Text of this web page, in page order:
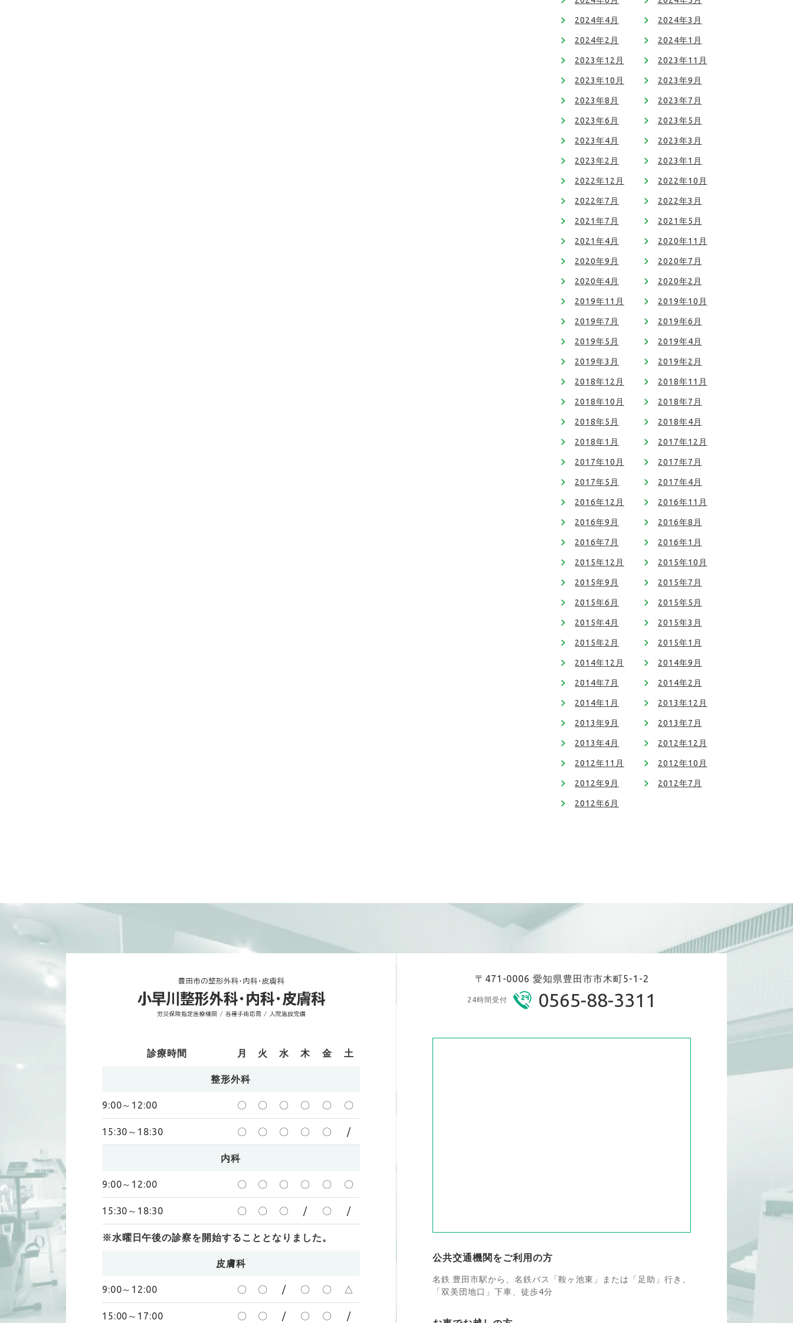
2024年4月 2024年3月
2024年2月 2024年1月
2023年12月 2023年11月
2023年10月 2023年9月
2023年8月 2023年7月
2023年6月 2023年5月
2023年4月 2023年3月
2023年2月 2023年1月
2022年12月 2022年10月
2022年7月 2022年3月
2021年7月 2021年5月
2021年4月 2020年11月
2020年9月 2020年7月
2020年4月 2020年2月
2019年11月 2019年10月
2019年7月 2019年6月
2019年5月 2019年4月
2019年3月 2019年2月
2018年12月 2018年11月
2018年10月 2018年7月
2018年5月 2018年4月
2018年1月 2017年12月
2017年10月 2017年7月
2017年5月 2017年4月
2016年12月 2016年11月
2016年9月 2016年8月
2016年7月 2016年1月
2015年12月 2015年10月
2015年9月 2015年7月
2015年6月 2015年5月
2015年4月 2015年3月
2015年2月 2015年1月
2014年12月 2014年9月
2014年7月 2014年2月
2014年1月 2013年12月
2013年9月 2013年7月
2013年4月 2012年12月
2012年11月 2012年10月
2012年9月 2012年7月
2012年6月
診療時間 月 火 水 木 金 土
整形外科
9:00～12:00 〇 〇 〇 〇 〇 〇
15:30～18:30 〇 〇 〇 〇 〇 /
内科
9:00～12:00 〇 〇 〇 〇 〇 〇
15:30～18:30 〇 〇 〇 / 〇 /
※水曜日午後の診察を開始することとなりました。
皮膚科
9:00～12:00 〇 〇 / 〇 〇 △
15:00～17:00 〇 〇 / 〇 〇 /
〒471-0006 愛知県豊田市市木町5-1-2
24時間受付 0565-88-3311
公共交通機関をご利用の方
名鉄 豊田市駅から、名鉄バス「鞍ヶ池東」または「足助」行き、
「双美団地口」下車、徒歩4分